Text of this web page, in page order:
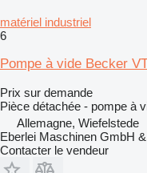
matériel industriel
6
Pompe à vide Becker
Prix sur demande
Pièce détachée - pompe à
Allemagne, Wiefelstede
Eberlei Maschinen GmbH
Contacter le vendeur